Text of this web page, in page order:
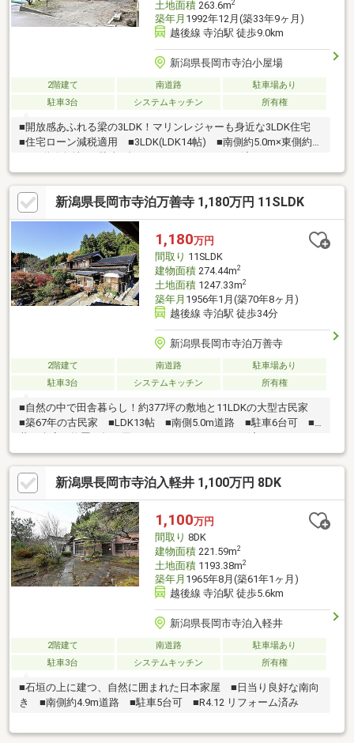
土地面積263.6m2
築年月 1992年12月(築33年9ヶ月)
越後線 寺泊駅 徒歩9.0km
新潟県長岡市寺泊小屋場
2階建て 南道路
駐車場あり
駐車3台
システムキッチン 所有権
■開放感あふれる梁の3LDK！マリンレジャーも身近な3LDK住宅
■住宅ローン減税適用 ■3LDK(LDK14帖) ■南側約5.0m×東側約
新潟県長岡市寺泊万善寺 1,180万円 11SLDK
1,180万円
間取り 11SLDK
建物面積274.44m2
土地面積1247.33m2
築年月 1956年1月(築70年8ヶ月)
越後線 寺泊駅 徒歩34分
新潟県長岡市寺泊万善寺
2階建て 南道路
駐車場あり
駐車3台
システムキッチン 所有権
■自然の中で田舎暮らし！約377坪の敷地と11LDKの大型古民家
■築67年の古民家 ■LDK13帖 ■南側5.0m道路 ■駐車6台可 ■
蔵・倉庫・物置・畑・田あり ■R5.11 リフォーム済み
新潟県長岡市寺泊入軽井 1,100万円 8DK
1,100万円
間取り 8DK
建物面積221.59m2
土地面積1193.38m2
築年月 1965年8月(築61年1ヶ月)
越後線 寺泊駅 徒歩5.6km
新潟県長岡市寺泊入軽井
2階建て 南道路
駐車場あり
駐車3台
システムキッチン 所有権
■石垣の上に建つ、自然に囲まれた日本家屋 ■日当り良好な南向
き ■南側約4.9m道路 ■駐車5台可 ■R4.12 リフォーム済み